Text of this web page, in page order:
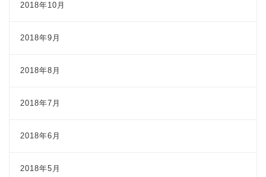
2018年10月
2018年9月
2018年8月
2018年7月
2018年6月
2018年5月